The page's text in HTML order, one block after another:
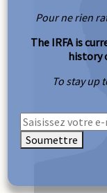
Pour ne rien
The IRFA is
history
To stay up
Soumettre